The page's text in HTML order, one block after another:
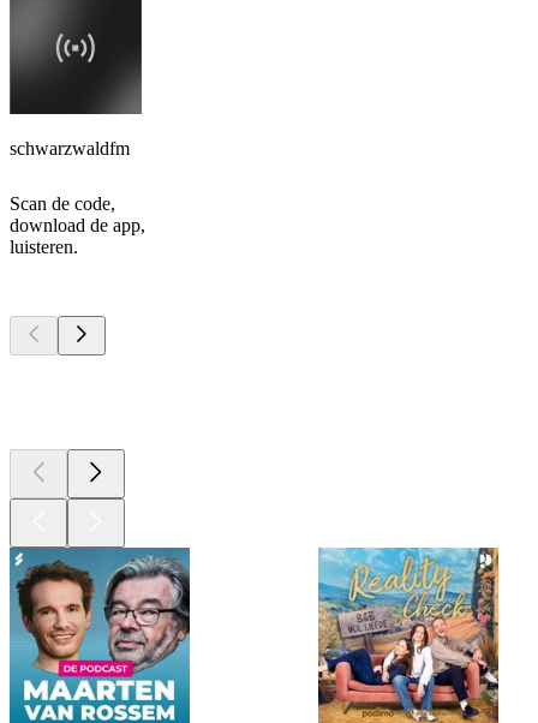
schwarzwaldfm
Scan de code,
download de app,
luisteren.